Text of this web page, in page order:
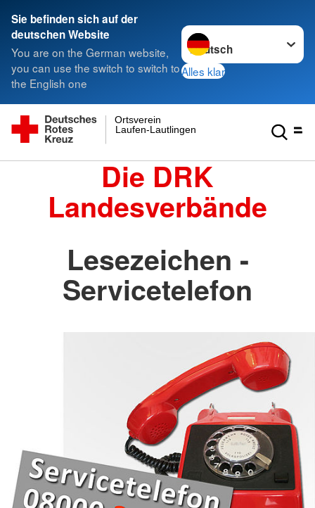
Sie befinden sich auf der
deutschen Website
You are on the German website,
you can use the switch to switch to
the English one
Sprache wechseln zu
Alles klar
Laufen-Lautlingen
Ortsverein
Die DRK
Landesverbände
Lesezeichen -
Servicetelefon